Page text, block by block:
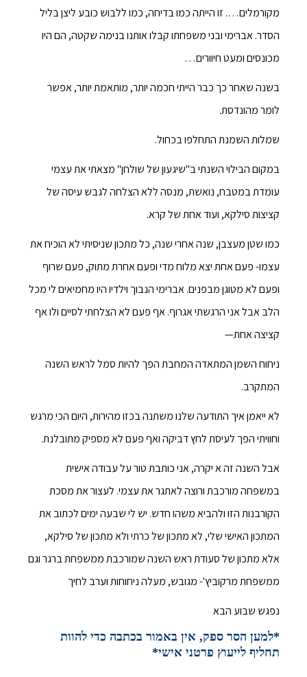
מקורמלים…. זו הייתה כמו בדיחה, כמו ללבוש כובע ליצן בליל
הסדר. אברימי ובני משפחתו קבלו אותנו בנימה שקטה, הם היו
מכונסים ומעט חיוורים…
בשנה שאחר כך כבר הייתי חכמה יותר, מותאמת יותר, אפשר
לומר מהונדסת.
שמלות השמנת התחלפו בכחול.
במקום הבילוי השנתי ב"שיגעון של שולחן" מצאתי את עצמי
עומדת במטבח, נואשת, מנסה ללא הצלחה לגבש עיסה של
קציצות סילקא, ועוד אחת של קרא.
כמו שטן מעצבן, שנה אחרי שנה, כל מתכון שניסיתי לא הוכיח את
עצמו- פעם אחת יצא מלוח מדי ופעם אחרת מתוק, פעם שרוף
ופעם לא מטוגן מבפנים. אברימי הנבוך וילדיו היו מחמיאים לי מכל
הלב אבל אני הרגשתי אגרוף. אף פעם לא הצלחתי לסיים ולו אף
קציצה אחת—
ניחוח השמן המתאדה המחבת הפך להיות סמל לראש השנה
המתקרב.
לא ייאמן איך התודעה שלנו משתנה בכזו מהירות, היום הכי מרגש
וחוויתי הפך לעיסת לחץ דביקה ואף פעם לא מספיק מתובלנת.
אבל השנה זה א יקרה, אני כותבת טור על עבודה אישית
במשפחה מורכבת ורוצה לאתגר את עצמי. לעצור את מסכת
הקורבנות הזו ולהביא משהו חדש. יש לי שבעה ימים לכתוב את
המתכון האישי שלי, לא מתכון של כרתי ולא מתכון של סילקא,
אלא מתכון של סעודת ראש השנה שמורכבת ממשפחת ברגר וגם
ממשפחת מרקוביץ'- מגובש, מעלה ניחוחות וערב לחיך
נפגש שבוע הבא
*למען הסר ספק, אין באמור בכתבה כדי להוות
תחליף לייעוץ פרטני אישי*